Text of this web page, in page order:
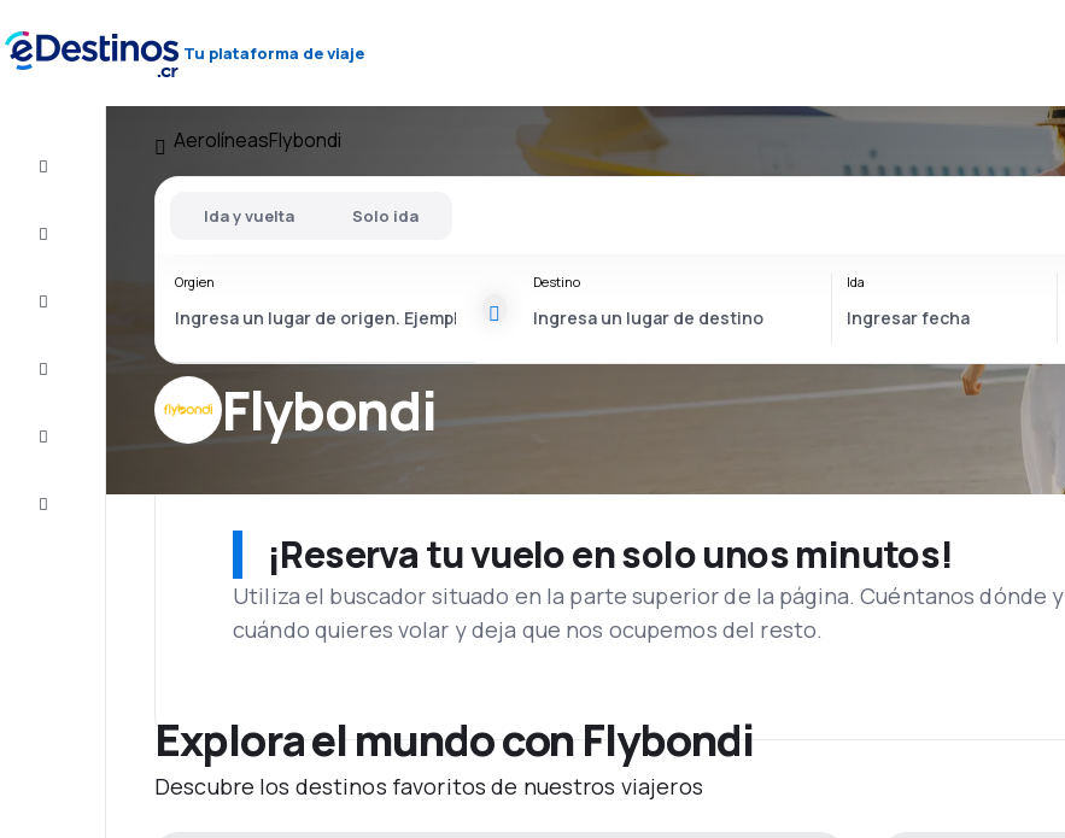
Tu plataforma de viaje
Atención
AerolíneasFlybondi
Flybondi
Ida y vuelta Solo ida
Orgien Destino Ida
¡Reserva tu vuelo en solo unos minutos!
Utiliza el buscador situado en la parte superior de la página. Cuéntanos dónde y
cuándo quieres volar y deja que nos ocupemos del resto.
Explora el mundo con Flybondi
Descubre los destinos favoritos de nuestros viajeros